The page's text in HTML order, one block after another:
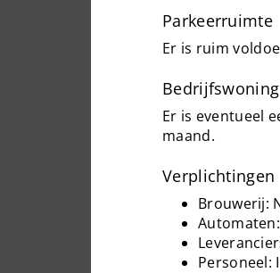
Parkeerruimte
Er is ruim
Bedrijfswoning
Er is eventueel
maand.
Verplichtingen
Brouwerij:
Personeel: